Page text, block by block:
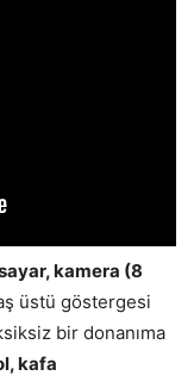
kamera (8
üstü göstergesi
bir donanıma
kafa